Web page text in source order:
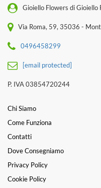
Gioiello Flowers di Gioiello
Via Roma, 59, 35036 -
0496458299
[email protected]
P. IVA 03854720244
Chi Siamo
Come Funziona
Contatti
Dove Consegniamo
Privacy Policy
Cookie Policy